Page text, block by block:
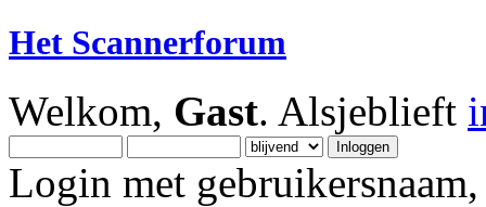
Het Scannerforum
Welkom, Gast. Alsjeblieft
Login met